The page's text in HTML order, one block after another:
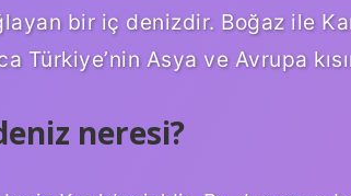
bir iç denizdir. Boğaz ile
Türkiye’nin Asya ve Avrupa
neresi?